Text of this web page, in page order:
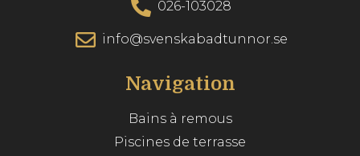
026-103028
info@svenskabadtunnor.se
Navigation
Bains à remous
Piscines de terrasse